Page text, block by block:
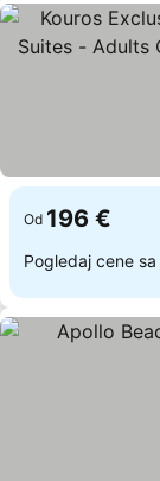
Od 196 €
Pogledaj cene sa